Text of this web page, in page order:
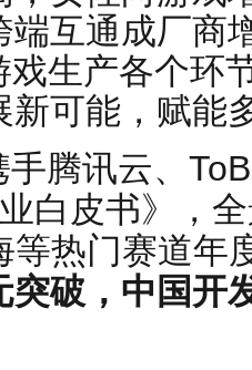
端互通成厂商
生产各个环
新可能，赋能
突破，中国开